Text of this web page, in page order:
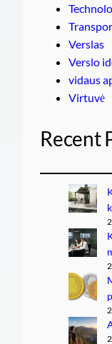
Verslas
Verslo
vidaus
Virtuvė
Recent